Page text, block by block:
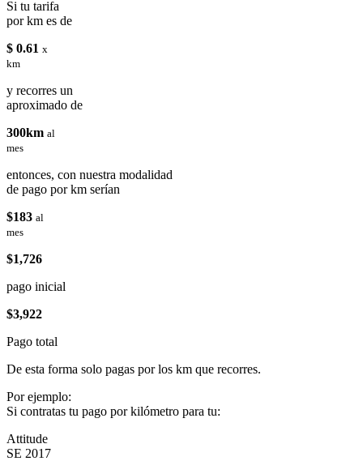
Si tu tarifa
por km es de
$ 0.61 x
km
y recorres un
aproximado de
300km al
mes
entonces, con nuestra modalidad
de pago por km serían
$183 al
mes
$1,726
pago inicial
$3,922
Pago total
De esta forma solo pagas por los km que recorres.
Por ejemplo:
Si contratas tu pago por kilómetro para tu:
Attitude
SE 2017